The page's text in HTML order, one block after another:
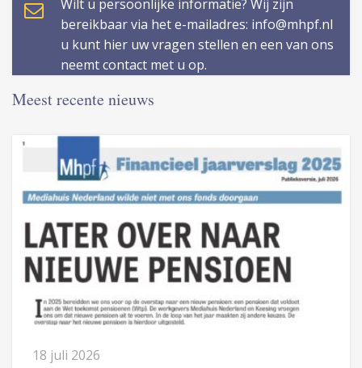
Wilt u persoonlijke informatie? Wij zijn
bereikbaar via het e-mailadres: info@mhpf.nl
u kunt hier uw vragen stellen en een van ons
neemt contact met u op.
Meest recente nieuws
18 juli 2026